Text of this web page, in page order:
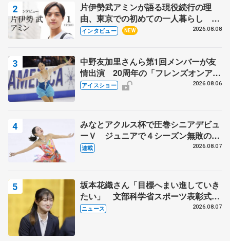
片伊勢武アミンが語る現役続行の理
由、東京での初めての一人暮らし 注
目スケーターの「今」に迫る
インタビュー NEW 2026.08.08
中野友加里さんら第1回メンバーが友
情出演 20周年の「フレンズオンアイ
ス」 宮本賢二さん、有川梨絵さん、
アイスショー 2026.08.06
みなとアクルス杯で圧巻シニアデビュ
ーＶ ジュニアで４シーズン無敗の島
田麻央
連載 2026.08.07
坂本花織さん「目標へまい進していき
たい」 文部科学省スポーツ表彰式で
代表謝辞
ニュース 2026.08.07